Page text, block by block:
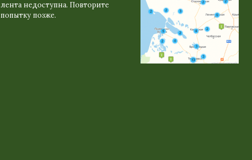
лента недоступна. Повторите
попытку позже.